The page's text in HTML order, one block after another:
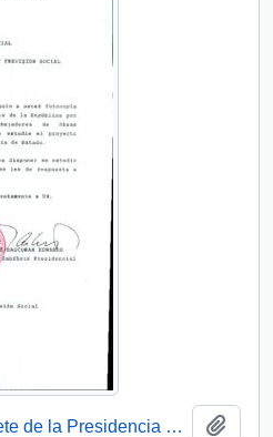
[Carta de Jefe de Gabinete de la Presidencia a Ministro de Trabajo y Previsión Social]